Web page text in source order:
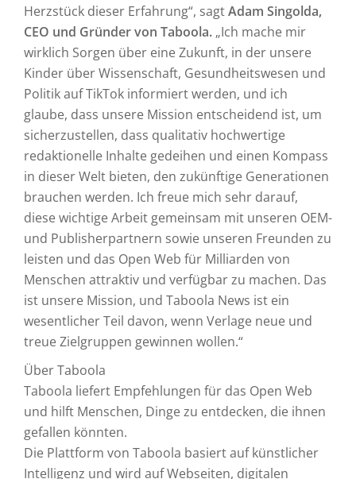
Herzstück dieser Erfahrung“, sagtAdam Singolda,
CEO und Gründer von Taboola. „Ich mache mir
wirklich Sorgen über eine Zukunft, in der unsere
Kinder über Wissenschaft, Gesundheitswesen und
Politik auf TikTok informiert werden, und ich
glaube, dass unsere Mission entscheidend ist, um
sicherzustellen, dass qualitativ hochwertige
redaktionelle Inhalte gedeihen und einen Kompass
in dieser Welt bieten, den zukünftige Generationen
brauchen werden. Ich freue mich sehr darauf,
diese wichtige Arbeit gemeinsam mit unseren OEM-
und Publisherpartnern sowie unseren Freunden zu
leisten und das Open Web für Milliarden von
Menschen attraktiv und verfügbar zu machen. Das
ist unsere Mission, und Taboola News ist ein
wesentlicher Teil davon, wenn Verlage neue und
treue Zielgruppen gewinnen wollen.“
Über Taboola
Taboola liefert Empfehlungen für das Open Web
und hilft Menschen, Dinge zu entdecken, die ihnen
gefallen könnten.
Die Plattform von Taboola basiert auf künstlicher
Intelligenz und wird auf Webseiten, digitalen